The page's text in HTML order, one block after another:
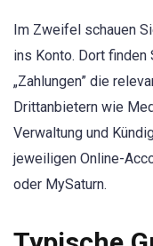
Im Zweifel schauen
ins Konto. Dort finden
„Zahlungen” die
Drittanbietern wie
Verwaltung und
jeweiligen Online-
oder MySaturn.